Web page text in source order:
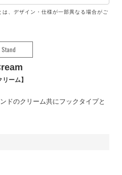
、デザイン・仕様が一部異なる場合がご
Stand
リーム
ドのクリーム共にフックタイプと